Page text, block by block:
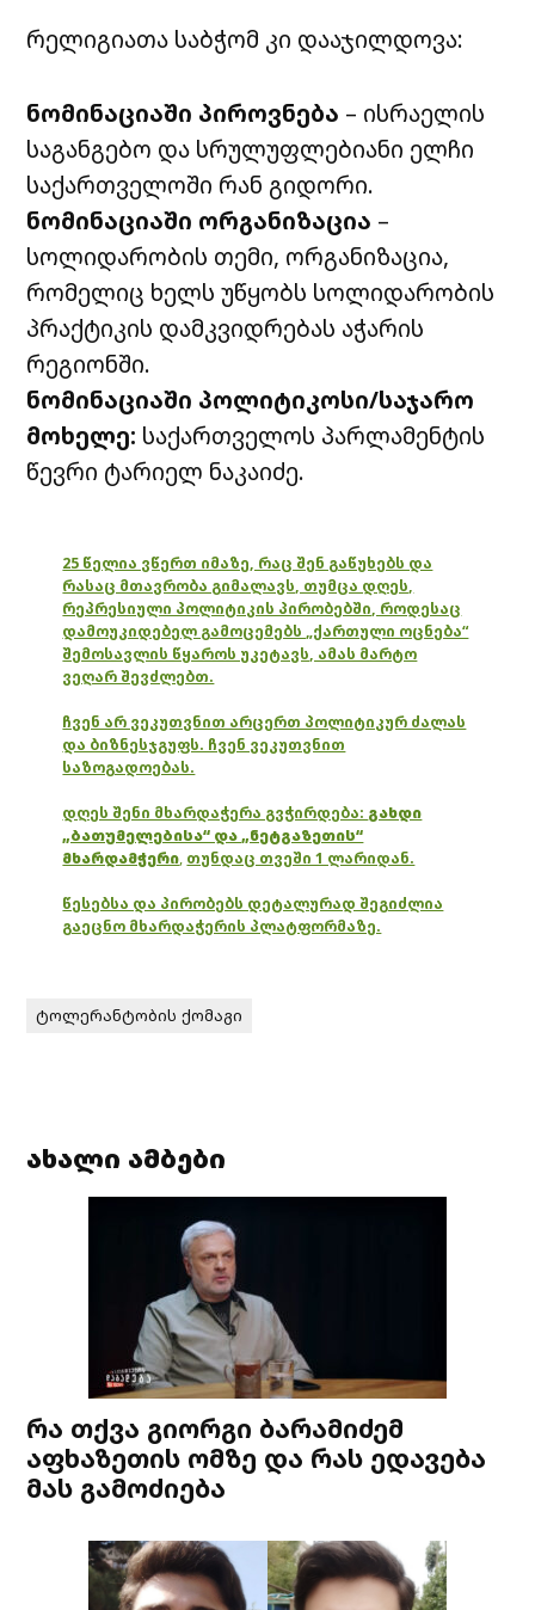
რელიგიათა საბჭომ კი დააჯილდოვა:
ნომინაციაში პიროვნება – ისრაელის
საგანგებო და სრულუფლებიანი ელჩი
საქართველოში რან გიდორი.
ნომინაციაში ორგანიზაცია –
სოლიდარობის თემი, ორგანიზაცია,
რომელიც ხელს უწყობს სოლიდარობის
პრაქტიკის დამკვიდრებას აჭარის
რეგიონში.
ნომინაციაში პოლიტიკოსი/საჯარო
მოხელე: საქართველოს პარლამენტის
წევრი ტარიელ ნაკაიძე.
25 წელია ვწერთ იმაზე, რაც შენ გაწუხებს და
რასაც მთავრობა გიმალავს, თუმცა დღეს,
რეპრესიული პოლიტიკის პირობებში, როდესაც
დამოუკიდებელ გამოცემებს „ქართული ოცნება“
შემოსავლის წყაროს უკეტავს, ამას მარტო
ვეღარ შევძლებთ.
ჩვენ არ ვეკუთვნით არცერთ პოლიტიკურ ძალას
და ბიზნესჯგუფს. ჩვენ ვეკუთვნით
საზოგადოებას.
დღეს შენი მხარდაჭერა გვჭირდება: გახდი
„ბათუმელებისა“ და „ნეტგაზეთის“
მხარდამჭერი, თუნდაც თვეში 1 ლარიდან.
წესებსა და პირობებს დეტალურად შეგიძლია
გაეცნო მხარდაჭერის პლატფორმაზე.
ტოლერანტობის ქომაგი
ახალი ამბები
რა თქვა გიორგი ბარამიძემ
აფხაზეთის ომზე და რას ედავება
მას გამოძიება